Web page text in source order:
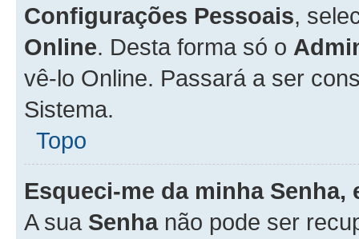
Configurações Pessoais,
Online. Desta forma só o
vê-lo Online. Passará a ser
Sistema.
Topo
Esqueci-me da minha Senha,
A sua Senhanão pode ser